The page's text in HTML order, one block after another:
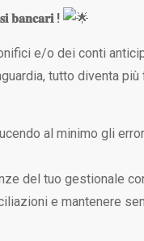
𝐛𝐚𝐧𝐜𝐚𝐫𝐢 !
e/o dei conti
tutto diventa
al minimo gli
del tuo gestionale
e mantenere